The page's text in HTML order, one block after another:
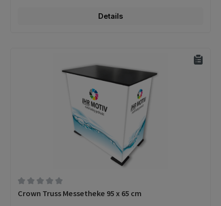
Details
Durchschnittliche Bewertung von 0 von 5 Sternen
Crown Truss Messetheke 95 x 65 cm